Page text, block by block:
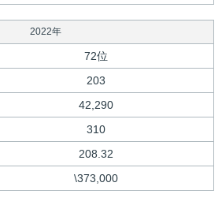
2022年
72位
203
42,290
310
208.32
\373,000